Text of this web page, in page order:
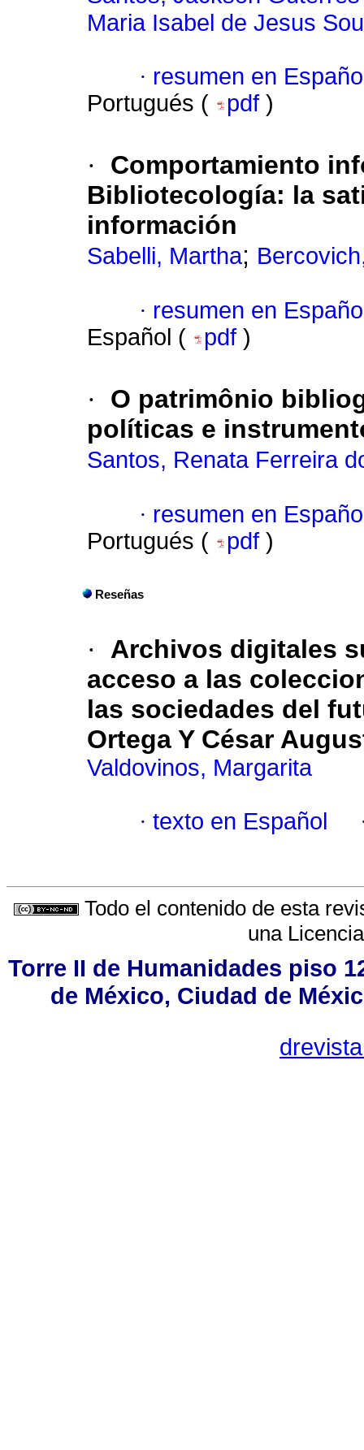
Maria Isabel de Jesus
· resumen en
Portugués (
pdf )
·
Comportamiento
Bibliotecología: la
información
Sabelli, Martha;
· resumen en
Español (
pdf )
·
O patrimônio
políticas e
Santos, Renata Ferreira
· resumen en
Portugués (
pdf )
Reseñas
·
Archivos digitales
acceso a las
las sociedades del
Ortega Y César
Valdovinos, Margarita
· texto en Español
Todo el contenido de esta
una
Torre II de Humanidades piso
de México, Ciudad de